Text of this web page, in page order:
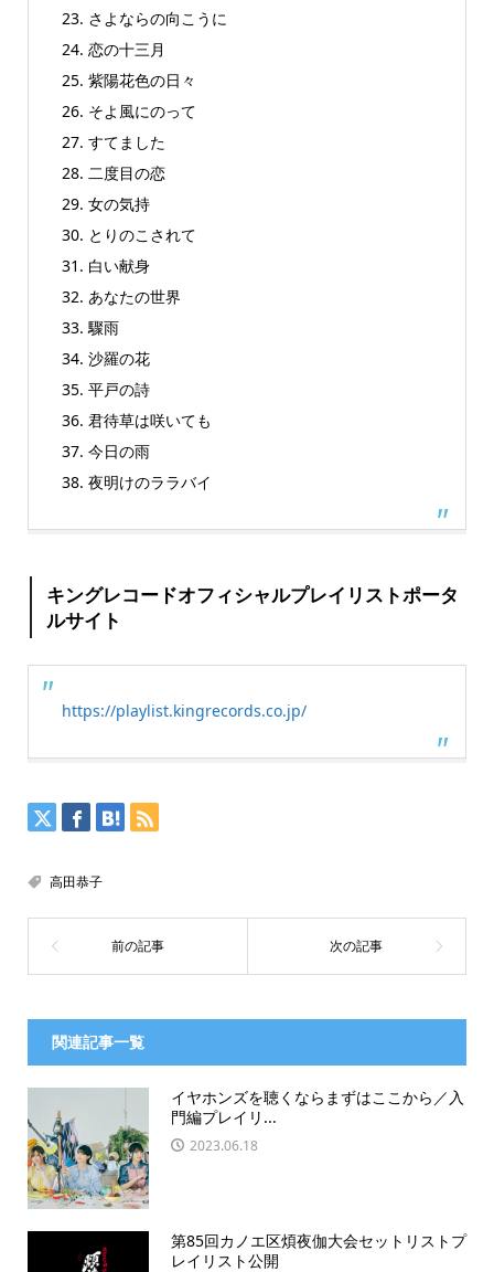
23. さよならの向こうに
24. 恋の十三月
25. 紫陽花色の日々
26. そよ風にのって
27. すてました
28. 二度目の恋
29. 女の気持
30. とりのこされて
31. 白い献身
32. あなたの世界
33. 驟雨
34. 沙羅の花
35. 平戸の詩
36. 君待草は咲いても
37. 今日の雨
38. 夜明けのララバイ
キングレコードオフィシャルプレイリストポータ
ルサイト
https://playlist.kingrecords.co.jp/
高田恭子
関連記事一覧
イヤホンズを聴くならまずはここから／入
門編プレイリ...
2023.06.18
第85回カノエ区煩夜伽大会セットリストプ
レイリスト公開